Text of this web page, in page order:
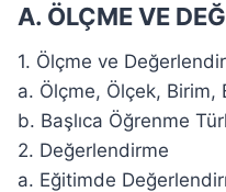
A. ÖLÇME VE
1. Ölçme ve
a. Ölçme, Ölçek, Birim,
b. Başlıca Öğrenme
2. Değerlendirme
a. Eğitimde